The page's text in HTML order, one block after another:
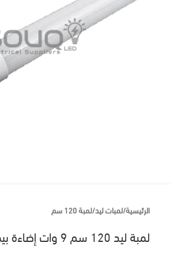
الرئيسية/لمبات ليد/لمبة 120 سم
لمبة ليد 120 سم 9 وات إضاءة بيضاء إيكو لايت